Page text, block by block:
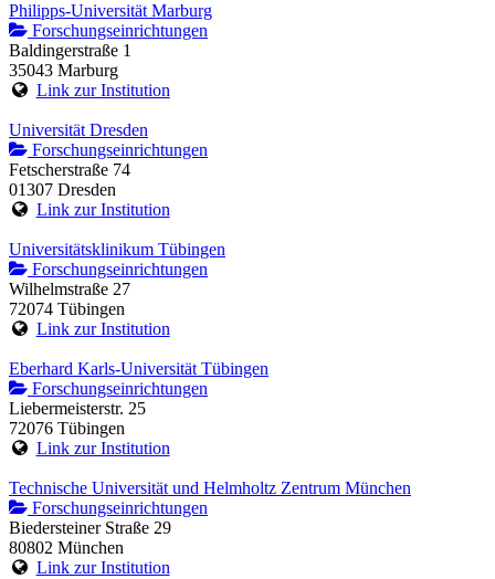
Philipps-Universität Marburg
Forschungseinrichtungen
Baldingerstraße 1
35043 Marburg
Link zur Institution
Universität Dresden
Forschungseinrichtungen
Fetscherstraße 74
01307 Dresden
Link zur Institution
Universitätsklinikum Tübingen
Forschungseinrichtungen
Wilhelmstraße 27
72074 Tübingen
Link zur Institution
Eberhard Karls-Universität Tübingen
Forschungseinrichtungen
Liebermeisterstr. 25
72076 Tübingen
Link zur Institution
Technische Universität und Helmholtz Zentrum München
Forschungseinrichtungen
Biedersteiner Straße 29
80802 München
Link zur Institution